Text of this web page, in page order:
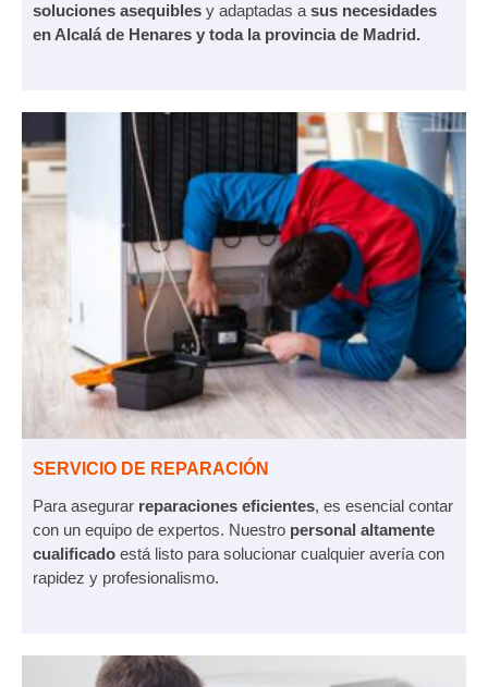
soluciones asequibles y adaptadas asus necesidades
en Alcalá de Henares y toda la provincia de Madrid.
SERVICIO DE REPARACIÓN
Para asegurar reparaciones eficientes, es esencial contar
con un equipo de expertos. Nuestro personal altamente
cualificado está listo para solucionar cualquier avería con
rapidez y profesionalismo.